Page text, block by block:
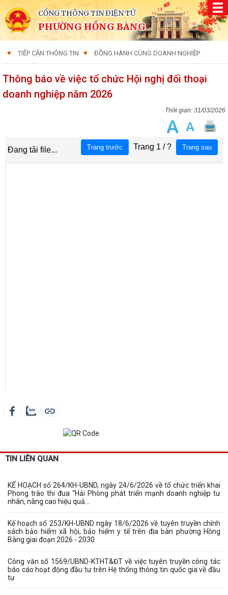
CỔNG THÔNG TIN ĐIỆN TỬ
PHƯỜNG HỒNG BÀNG
TIẾP CẬN THÔNG TIN ĐỒNG HÀNH CÙNG DOANH NGHIỆP
Thông báo về việc tổ chức Hội nghị đối thoại
doanh nghiệp năm 2026
31/03/2026
TIN LIÊN QUAN
KẾ HOẠCH số 264/KH-UBND, ngày 24/6/2026 về tổ chức triển khai
Phong trào thi đua “Hải Phòng phát triển mạnh doanh nghiệp tư
nhân, nâng cao hiệu quả...
Kế hoạch số 253/KH-UBND ngày 18/6/2026 về tuyên truyền chính
sách bảo hiểm xã hội, bảo hiểm y tế trên địa bàn phường Hồng
Bàng giai đoạn 2026 - 2030
Công văn số 1569/UBND-KTHT&ĐT về việc tuyên truyền công tác
báo cáo hoạt động đầu tư trên Hệ thống thông tin quốc gia về đầu
tư